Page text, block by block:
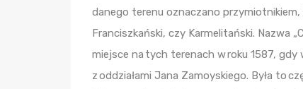
danego terenu oznaczano
Franciszkański, czy Karmelitański. Nazwa
miejsce na tych terenach w roku 1587, gdy
z oddziałami Jana Zamoyskiego. Była to